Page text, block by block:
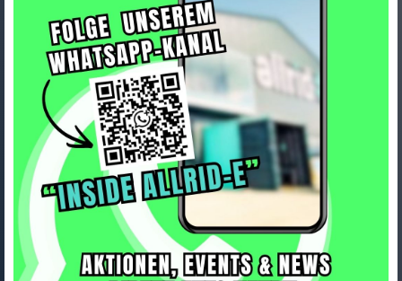
Lapierre XELIUS DRS 10.0 MY25
LXFTA XELIUS DRS 10.0 XXL
Art.Nr. LXFTA580